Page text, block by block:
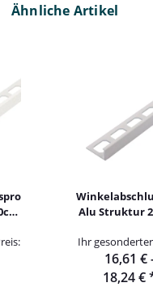
Ähnliche Artikel
Alu Struktur
Ihr
16,61 €
18,24 €